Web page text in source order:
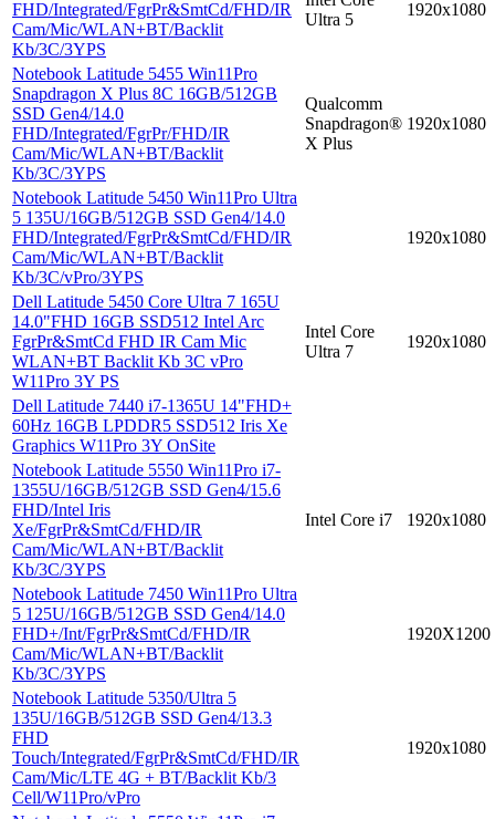
FHD/Integrated/FgrPr&SmtCd/FHD/IR
Cam/Mic/WLAN+BT/Backlit
Kb/3C/3YPS
Ultra 5
1920x1080
Notebook Latitude 5455 Win11Pro
Snapdragon X Plus 8C 16GB/512GB
SSD Gen4/14.0
FHD/Integrated/FgrPr/FHD/IR
Cam/Mic/WLAN+BT/Backlit
Kb/3C/3YPS
Qualcomm
Snapdragon®
X Plus
1920x1080
Notebook Latitude 5450 Win11Pro Ultra
5 135U/16GB/512GB SSD Gen4/14.0
FHD/Integrated/FgrPr&SmtCd/FHD/IR
Cam/Mic/WLAN+BT/Backlit
Kb/3C/vPro/3YPS
1920x1080
Dell Latitude 5450 Core Ultra 7 165U
14.0"FHD 16GB SSD512 Intel Arc
FgrPr&SmtCd FHD IR Cam Mic
WLAN+BT Backlit Kb 3C vPro
W11Pro 3Y PS
Intel Core
Ultra 7
1920x1080
Dell Latitude 7440 i7-1365U 14"FHD+
60Hz 16GB LPDDR5 SSD512 Iris Xe
Graphics W11Pro 3Y OnSite
Notebook Latitude 5550 Win11Pro i7-
1355U/16GB/512GB SSD Gen4/15.6
FHD/Intel Iris
Xe/FgrPr&SmtCd/FHD/IR
Cam/Mic/WLAN+BT/Backlit
Kb/3C/3YPS
Intel Core i7 1920x1080
Notebook Latitude 7450 Win11Pro Ultra
5 125U/16GB/512GB SSD Gen4/14.0
FHD+/Int/FgrPr&SmtCd/FHD/IR
Cam/Mic/WLAN+BT/Backlit
Kb/3C/3YPS
1920X1200
Notebook Latitude 5350/Ultra 5
135U/16GB/512GB SSD Gen4/13.3
FHD
Touch/Integrated/FgrPr&SmtCd/FHD/IR
Cam/Mic/LTE 4G + BT/Backlit Kb/3
Cell/W11Pro/vPro
1920x1080